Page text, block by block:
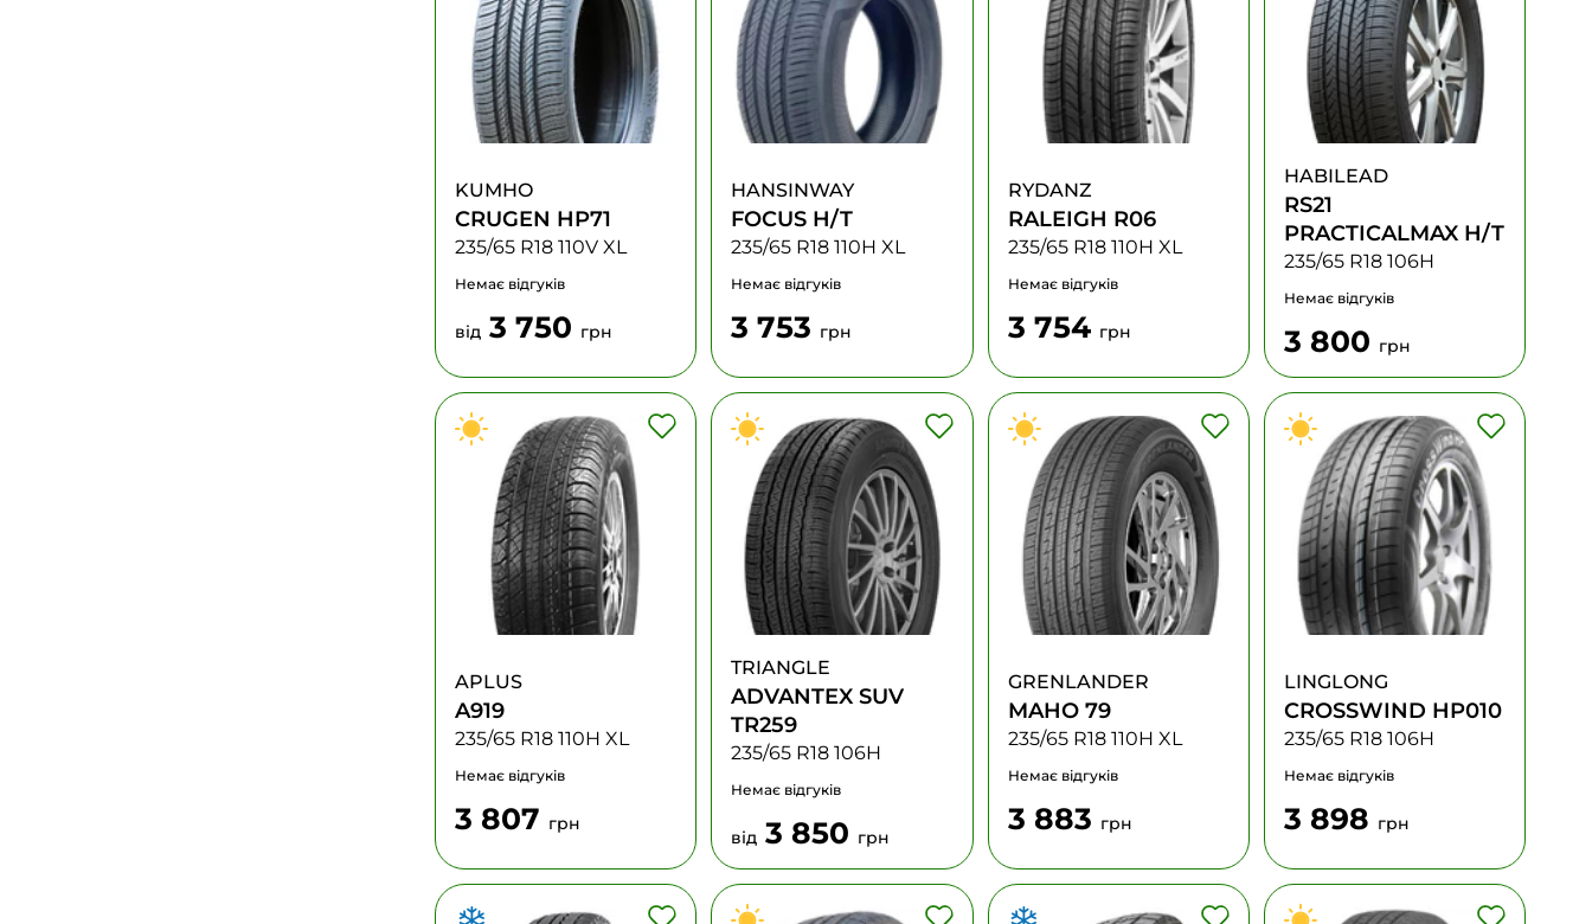
KUMHO
CRUGEN HP71
235/65 R18 110V XL
Немає відгуків
від 3 750 грн
HANSINWAY
FOCUS H/T
235/65 R18 110H XL
Немає відгуків
3 753 грн
RYDANZ
RALEIGH R06
235/65 R18 110H XL
Немає відгуків
3 754 грн
HABILEAD
RS21
PRACTICALMAX H/T
235/65 R18 106H
Немає відгуків
3 800 грн
APLUS
A919
235/65 R18 110H XL
Немає відгуків
3 807 грн
TRIANGLE
ADVANTEX SUV
TR259
235/65 R18 106H
Немає відгуків
від 3 850 грн
GRENLANDER
MAHO 79
235/65 R18 110H XL
Немає відгуків
3 883 грн
LINGLONG
CROSSWIND HP010
235/65 R18 106H
Немає відгуків
3 898 грн